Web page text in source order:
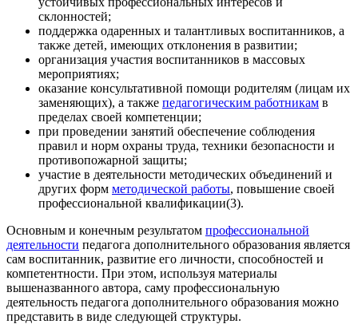
склонностей;
поддержка одаренных и талантливых воспитанников, а
также детей, имеющих отклонения в развитии;
организация участия воспитанников в массовых
мероприятиях;
оказание консультативной помощи родителям (лицам их
заменяющих), а также педагогическим работникам в
пределах своей компетенции;
при проведении занятий обеспечение соблюдения
правил и норм охраны труда, техники безопасности и
противопожарной защиты;
участие в деятельности методических объединений и
других форм методической работы, повышение своей
профессиональной квалификации(3).
Основным и конечным результатом профессиональной
деятельности педагога дополнительного образования является
сам воспитанник, развитие его личности, способностей и
компетентности. При этом, используя материалы
вышеназванного автора, саму профессиональную
деятельность педагога дополнительного образования можно
представить в виде следующей структуры.